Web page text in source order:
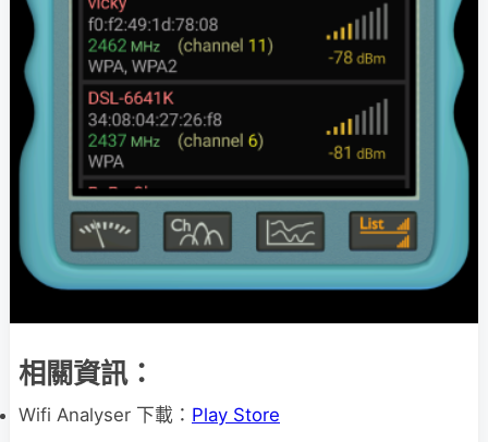
相關資訊：
Wifi Analyser 下載： Play Store